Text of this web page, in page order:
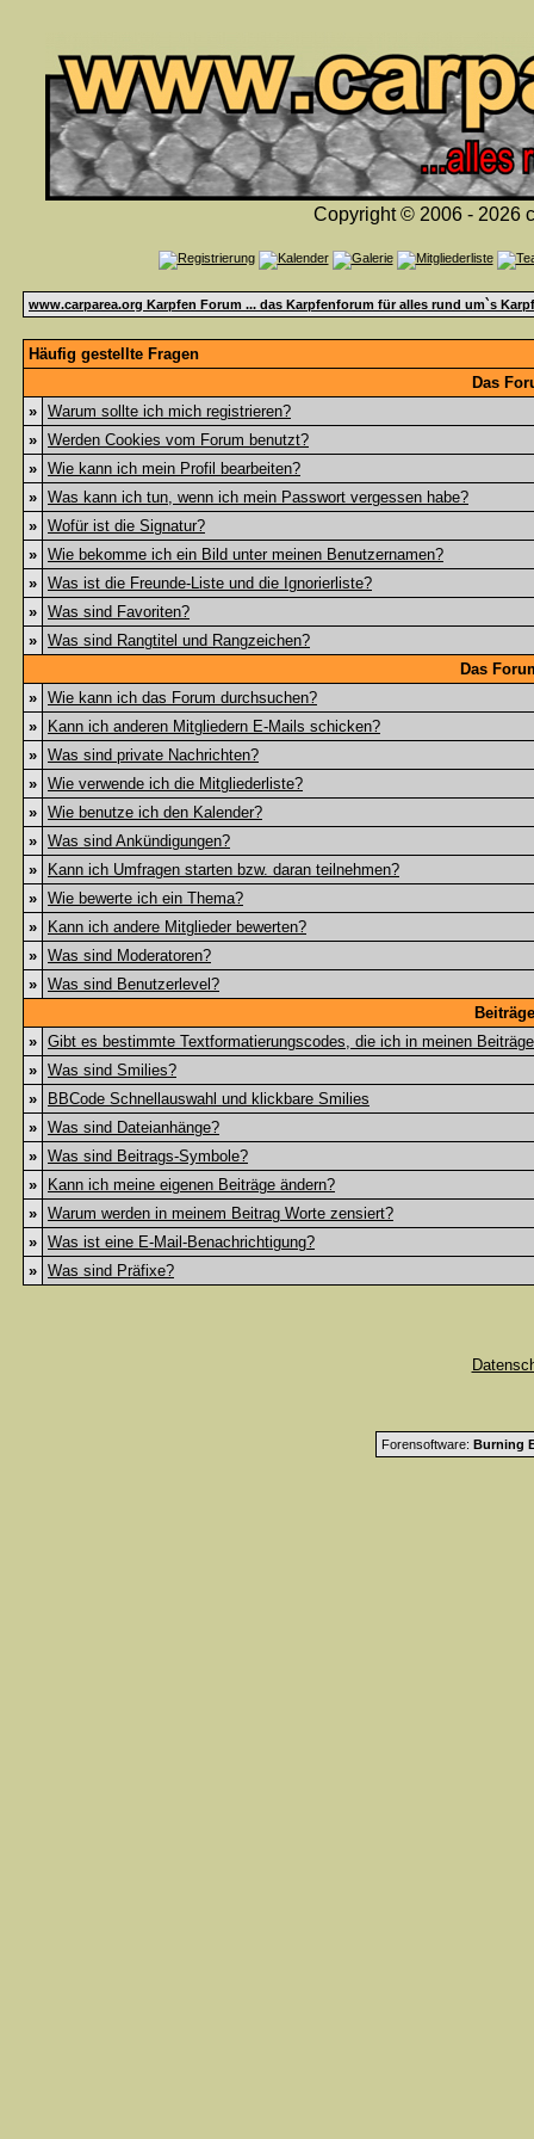
Copyright © 2006 - 2026
www.carparea.org Karpfen Forum ... das Karpfenforum für alles rund um`s
Häufig gestellte Fragen
Das
» Warum sollte ich mich registrieren?
» Werden Cookies vom Forum benutzt?
» Wie kann ich mein Profil bearbeiten?
» Was kann ich tun, wenn ich mein Passwort vergessen habe?
» Wofür ist die Signatur?
» Wie bekomme ich ein Bild unter meinen Benutzernamen?
» Was ist die Freunde-Liste und die Ignorierliste?
» Was sind Favoriten?
» Was sind Rangtitel und Rangzeichen?
Das
» Wie kann ich das Forum durchsuchen?
»
Kann ich anderen Mitgliedern E-Mails schicken?
» Was sind private Nachrichten?
» Wie verwende ich die Mitgliederliste?
» Wie benutze ich den Kalender?
» Was sind Ankündigungen?
»
Kann ich Umfragen starten bzw. daran teilnehmen?
» Wie bewerte ich ein Thema?
»
Kann ich andere Mitglieder bewerten?
» Was sind Moderatoren?
» Was sind Benutzerlevel?
» Gibt es bestimmte Textformatierungscodes, die ich in meinen
» Was sind Smilies?
»
BBCode Schnellauswahl und klickbare Smilies
» Was sind Dateianhänge?
» Was sind Beitrags-Symbole?
»
Kann ich meine eigenen Beiträge ändern?
» Warum werden in meinem Beitrag Worte zensiert?
» Was ist eine E-Mail-Benachrichtigung?
» Was sind Präfixe?
Forensoftware: Burning